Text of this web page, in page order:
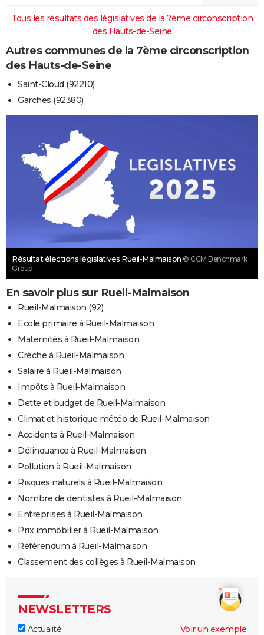
Tous les résultats des législatives de la 7ème circonscription
des Hauts-de-Seine
Autres communes de la 7ème circonscription
des Hauts-de-Seine
Saint-Cloud (92210)
Garches (92380)
Résultat élections législatives Rueil-Malmaison © CCM Benchmark
Group
En savoir plus sur Rueil-Malmaison
Rueil-Malmaison (92)
Ecole primaire à Rueil-Malmaison
Maternités à Rueil-Malmaison
Crèche à Rueil-Malmaison
Salaire à Rueil-Malmaison
Impôts à Rueil-Malmaison
Dette et budget de Rueil-Malmaison
Climat et historique météo de Rueil-Malmaison
Accidents à Rueil-Malmaison
Délinquance à Rueil-Malmaison
Pollution à Rueil-Malmaison
Risques naturels à Rueil-Malmaison
Nombre de dentistes à Rueil-Malmaison
Entreprises à Rueil-Malmaison
Prix immobilier à Rueil-Malmaison
Référendum à Rueil-Malmaison
Classement des collèges à Rueil-Malmaison
NEWSLETTERS
Actualité
Voir un exemple